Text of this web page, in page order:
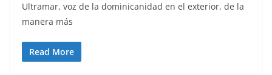
Ultramar, voz de la dominicanidad en el exterior, de la
manera más
Read More